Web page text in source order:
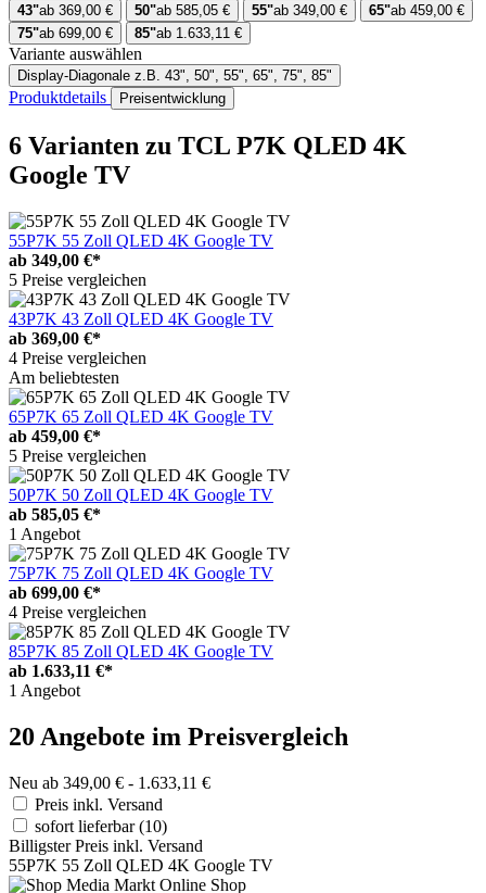
43"ab 369,00 € 50"ab 585,05 € 55"ab 349,00 € 65"ab 459,00 €
75"ab 699,00 € 85"ab 1.633,11 €
Variante auswählen
Display-Diagonale z.B. 43", 50", 55", 65", 75", 85"
Produktdetails Preisentwicklung
6 Varianten zu TCL P7K QLED 4K
Google TV
55P7K 55 Zoll QLED 4K Google TV
ab 349,00 €*
5 Preise vergleichen
43P7K 43 Zoll QLED 4K Google TV
ab 369,00 €*
4 Preise vergleichen
Am beliebtesten
65P7K 65 Zoll QLED 4K Google TV
ab 459,00 €*
5 Preise vergleichen
50P7K 50 Zoll QLED 4K Google TV
ab 585,05 €*
1 Angebot
75P7K 75 Zoll QLED 4K Google TV
ab 699,00 €*
4 Preise vergleichen
85P7K 85 Zoll QLED 4K Google TV
ab 1.633,11 €*
1 Angebot
20 Angebote im Preisvergleich
Neu ab 349,00 € - 1.633,11 €
Preis inkl. Versand
sofort lieferbar(10)
Billigster Preis inkl. Versand
55P7K 55 Zoll QLED 4K Google TV